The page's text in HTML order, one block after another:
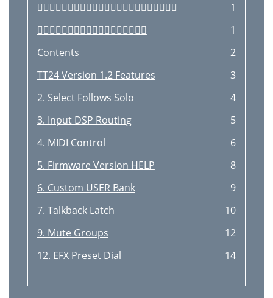

1

1
Contents
2
TT24 Version 1.2 Features
3
2. Select Follows Solo
4
3. Input DSP Routing
5
4. MIDI Control
6
5. Firmware Version HELP
8
6. Custom USER Bank
9
7. Talkback Latch
10
9. Mute Groups
12
12. EFX Preset Dial
14